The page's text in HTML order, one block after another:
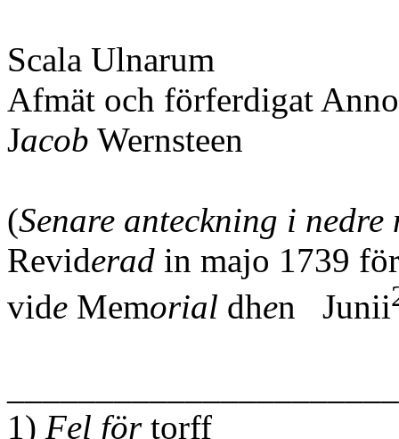
Scala Ulnarum
Afmät och förferdigat
Jacob Wernsteen
(Senare anteckning i
Reviderad in majo 1739
vide Memorial dhen Junii
1) Fel för torff